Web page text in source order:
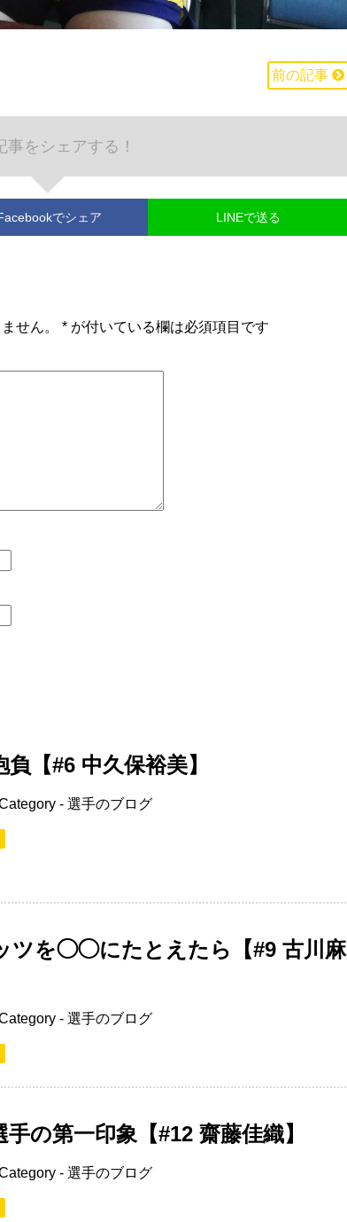
前の記事
事をシェアする！
でシェア LINEで送る
せん。 * が付いている欄は必須項目です
【#6 中久保裕美】
- 選手のブログ
ツを◯◯にたとえたら【#9 古川麻
- 選手のブログ
手の第一印象【#12 齋藤佳織】
- 選手のブログ